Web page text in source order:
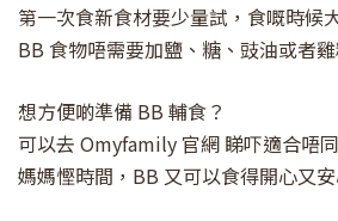
第一次食新食材要少量試，食嘅時候
BB 食物唔需要加鹽、糖、豉油或者雞
想方便啲準備 BB 輔食？
可以去 Omyfamily 官網 睇吓適合唔
媽媽慳時間，BB 又可以食得開心又安